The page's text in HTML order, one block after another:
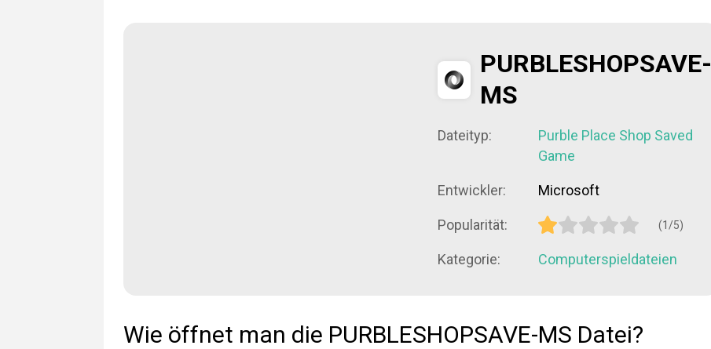
PURBLESHOPSAVE-
MS
Dateityp:
Purble Place Shop Saved
Game
Entwickler: Microsoft
Popularität: (1/5)
Kategorie: Computerspieldateien
Wie öffnet man die PURBLESHOPSAVE-MS Datei?